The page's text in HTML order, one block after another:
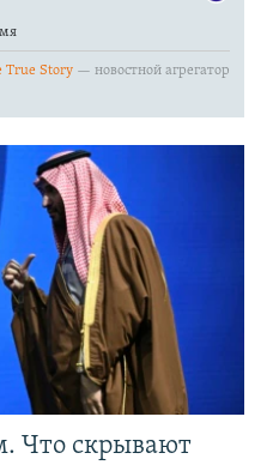
Что скрывают